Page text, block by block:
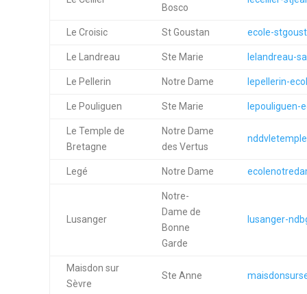
Bosco
Le Croisic St Goustan ecole-
Le Landreau Ste Marie lelandreau-
Le Pellerin Notre Dame lepellerin-
Le Pouliguen Ste Marie lepouliguen-
Le Temple de
Bretagne
Notre Dame
des Vertus
Legé Notre Dame
Lusanger
Notre-
Dame de
Bonne
Garde
lusanger-
Maisdon sur
Sèvre
Ste Anne